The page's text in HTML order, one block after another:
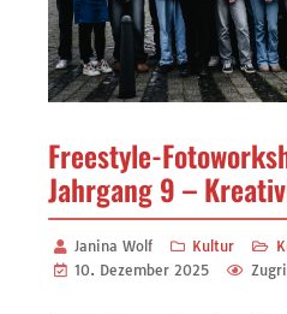
Freestyle-
Jahrgang 9 –
Janina Wolf Kultur
10. Dezember 2025